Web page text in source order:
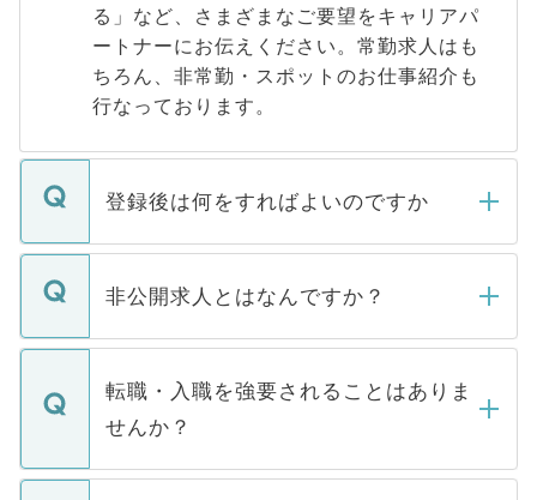
る」など、さまざまなご要望をキャリアパ
ートナーにお伝えください。常勤求人はも
ちろん、非常勤・スポットのお仕事紹介も
行なっております。
登録後は何をすればよいのですか
ご登録いただきましたら、弊社担当者がご
登録内容を確認し、その後メールもしくは
ます。通常、5営業日以内にはご連絡をせて
いただきますので、しばらくお待ちくださ
非公開求人とはなんですか？
マイナビDOCTORで取り扱っている求人の
うち約3割は、Webサイトからご覧いただ
けない「非公開求人」です。非公開求人は
下記の理由によって、一般には公開してい
ません。
転職・入職を強要されることはありま
せんか？
転職・入職を強要することは一切ありませ